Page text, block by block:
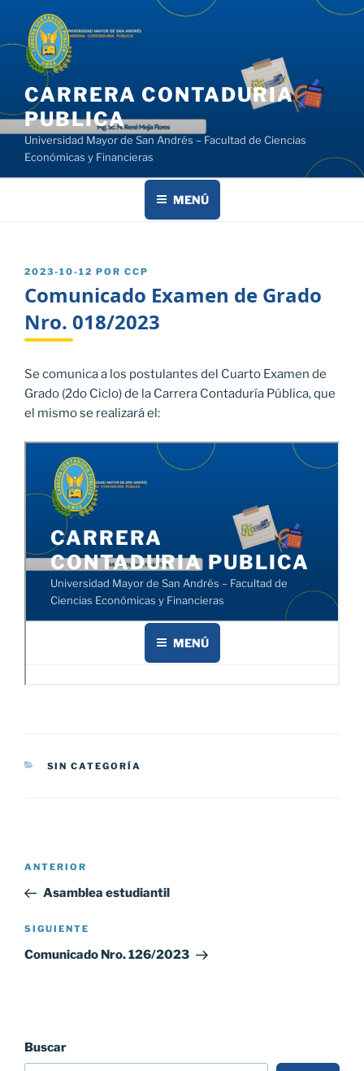
contenido
CARRERA CONTADURIA
PUBLICA
Universidad Mayor de San Andrés – Facultad de Ciencias
Económicas y Financieras
MENÚ
PUBLICADO
2023-10-12 POR CCP
Comunicado Examen de Grado
Nro. 018/2023
Se comunica a los postulantes del Cuarto Examen de
Grado (2do Ciclo) de la Carrera Contaduría Pública, que
el mismo se realizará el:
CATEGORÍAS
SIN CATEGORÍA
Navegación
entradas
Entrada
anterior:
ANTERIOR
Asamblea estudiantil
Siguiente
entrada
SIGUIENTE
Comunicado Nro. 126/2023
Buscar